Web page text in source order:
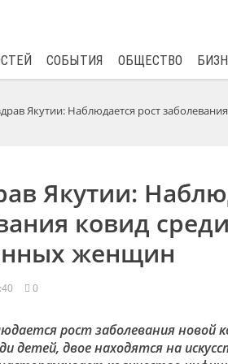
СОБЫТИЯ ОБЩЕСТВО
Якутии: Наблюдается рост
Якутии:
ковид
женщин
0
рост заболевания новой
детей, двое находятся на